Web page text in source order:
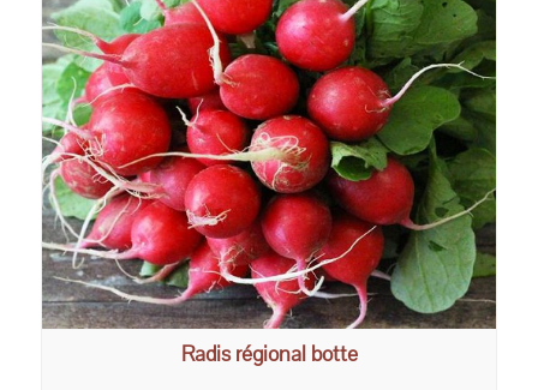
Radis régional botte